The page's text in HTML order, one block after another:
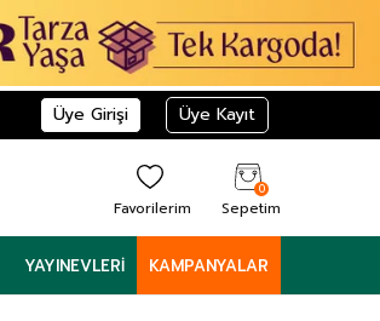
Üye Girişi Üye Kayıt
Favorilerim
0
Sepetim
YAYINEVLERI KAMPANYALAR